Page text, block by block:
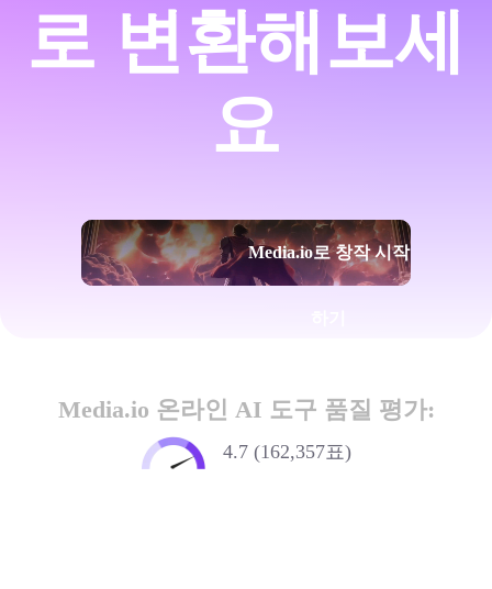
로 변환해보세
요
Media.io로 창작 시작
Media.io 온라인 AI 도구 품질 평가:
4.7 (162,357표)